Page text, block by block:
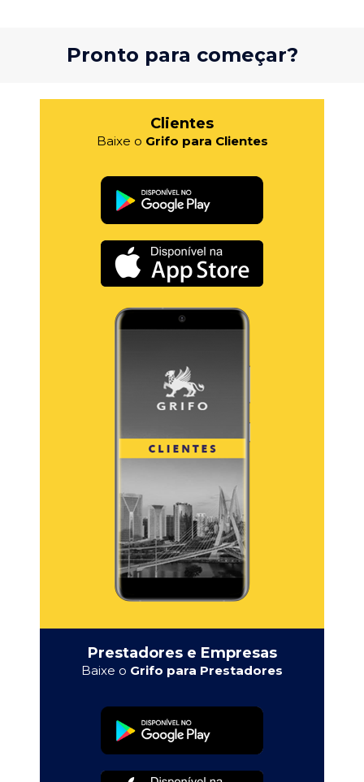
Pronto para começar?
Clientes
Baixe o Grifo para Clientes
Prestadores e Empresas
Baixe o Grifo para Prestadores